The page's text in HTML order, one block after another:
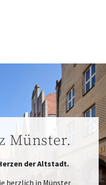
Münster.
der Altstadt.
herzlich in Münster